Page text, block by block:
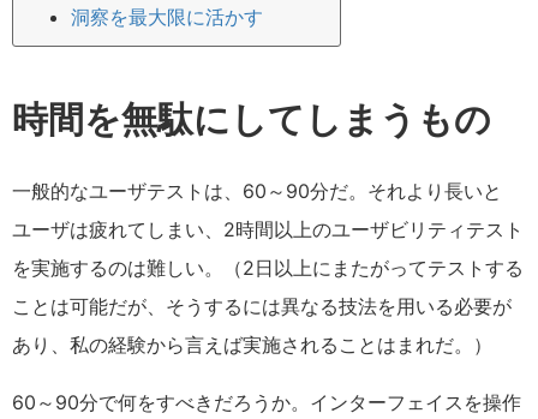
洞察を最大限に活かす
時間を無駄にしてしまうもの
一般的なユーザテストは、60～90分だ。それより長いと
ユーザは疲れてしまい、2時間以上のユーザビリティテスト
を実施するのは難しい。（2日以上にまたがってテストする
ことは可能だが、そうするには異なる技法を用いる必要が
あり、私の経験から言えば実施されることはまれだ。）
60～90分で何をすべきだろうか。インターフェイスを操作